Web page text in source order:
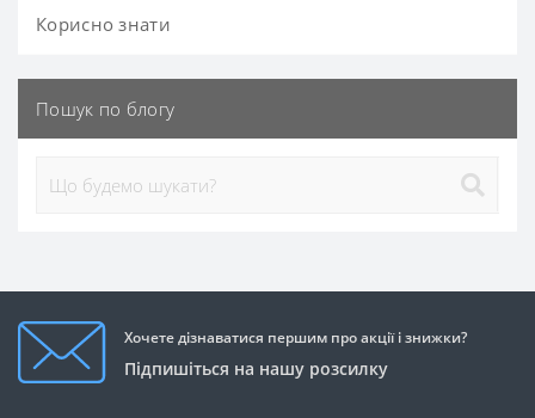
Корисно знати
Пошук по блогу
Хочете дізнаватися першим про акції і знижки?
Підпишіться на нашу розсилку